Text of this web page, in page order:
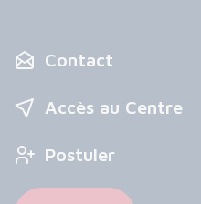
Contact
Accès au Centre
Postuler